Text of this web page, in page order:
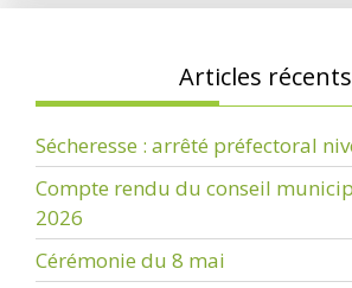
Articles récents
Sécheresse : arrêté préfectoral
Compte rendu du conseil
2026
Cérémonie du 8 mai